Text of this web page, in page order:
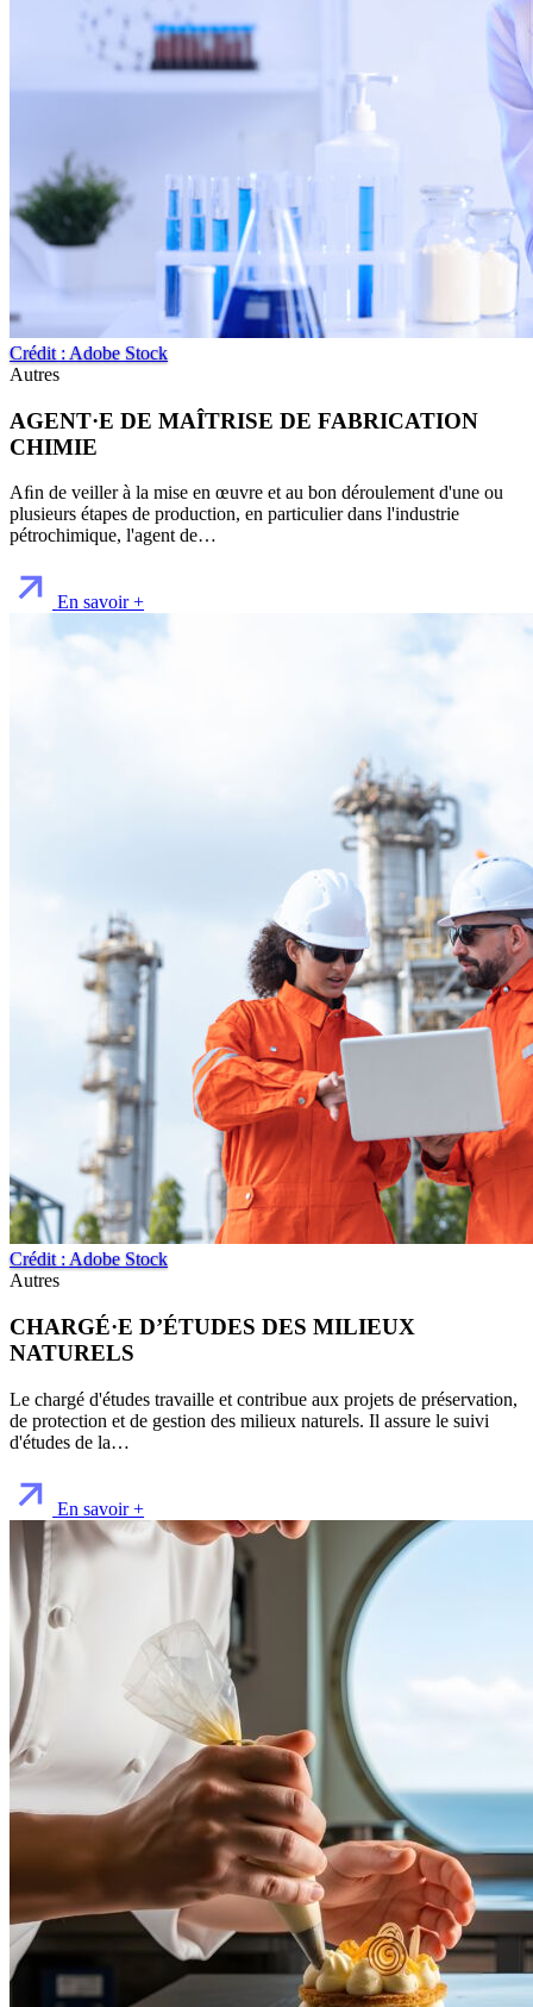
Crédit : Adobe Stock
Autres
AGENT·E DE MAÎTRISE DE FABRICATION
CHIMIE
Aﬁn de veiller à la mise en œuvre et au bon déroulement d'une ou
plusieurs étapes de production, en particulier dans l'industrie
pétrochimique, l'agent de…
En savoir +
Crédit : Adobe Stock
Autres
CHARGÉ·E D’ÉTUDES DES MILIEUX
NATURELS
Le chargé d'études travaille et contribue aux projets de préservation,
de protection et de gestion des milieux naturels. Il assure le suivi
d'études de la…
En savoir +